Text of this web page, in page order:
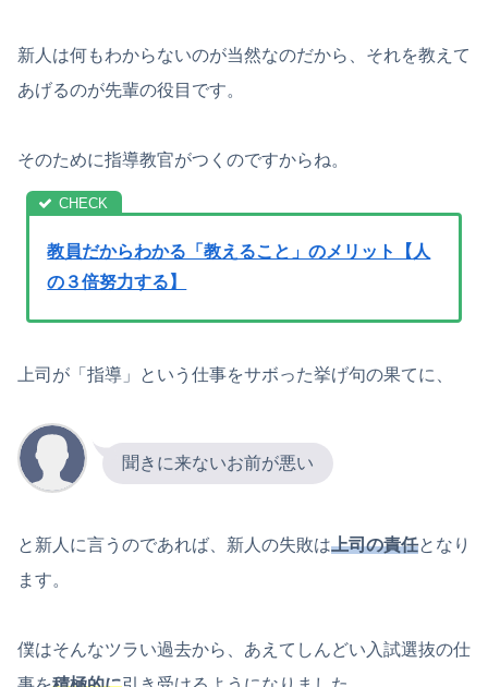
新人は何もわからないのが当然なのだから、それを教えて
あげるのが先輩の役目です。
そのために指導教官がつくのですからね。
教員だからわかる「教えること」のメリット【人
の３倍努力する】
上司が「指導」という仕事をサボった挙げ句の果てに、
聞きに来ないお前が悪い
と新人に言うのであれば、新人の失敗は上司の責任となり
ます。
僕はそんなツラい過去から、あえてしんどい入試選抜の仕